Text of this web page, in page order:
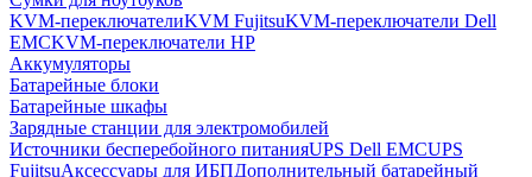
KVM-переключателиKVM FujitsuKVM-переключатели Dell
EMCKVM-переключатели HP
Аккумуляторы
Батарейные блоки
Батарейные шкафы
Зарядные станции для электромобилей
Источники бесперебойного питанияUPS Dell EMCUPS
FujitsuАксессуары для ИБПДополнительный батарейный